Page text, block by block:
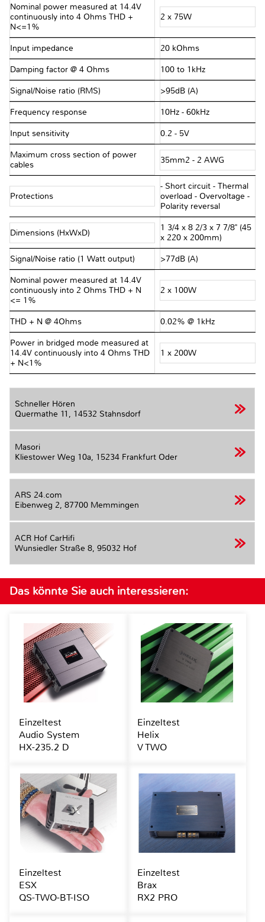
Nominal power measured at 14.4V
continuously into 4 Ohms THD +
N<=1%
2 x 75W
Input impedance 20 kOhms
Damping factor @ 4 Ohms 100 to 1kHz
Signal/Noise ratio (RMS) >95dB (A)
Frequency response 10Hz - 60kHz
Input sensitivity 0.2 - 5V
Maximum cross section of power
cables
35mm2 - 2 AWG
Protections
- Short circuit - Thermal
overload - Overvoltage -
Polarity reversal
Dimensions (HxWxD)
1 3/4 x 8 2/3 x 7 7/8" (45
x 220 x 200mm)
Signal/Noise ratio (1 Watt output) >77dB (A)
Nominal power measured at 14.4V
continuously into 2 Ohms THD + N
<= 1%
2 x 100W
THD + N @ 4Ohms 0.02% @ 1kHz
Power in bridged mode measured at
14.4V continuously into 4 Ohms THD
+ N<1%
1 x 200W
Schneller Hören
Quermathe 11, 14532 Stahnsdorf
Masori
Kliestower Weg 10a, 15234 Frankfurt Oder
ARS 24.com
Eibenweg 2, 87700 Memmingen
ACR Hof CarHifi
Wunsiedler Straße 8, 95032 Hof
Das könnte Sie auch interessieren:
Einzeltest
Audio System
HX-235.2 D
Einzeltest
Helix
V TWO
Einzeltest
ESX
QS-TWO-BT-ISO
Einzeltest
Brax
RX2 PRO